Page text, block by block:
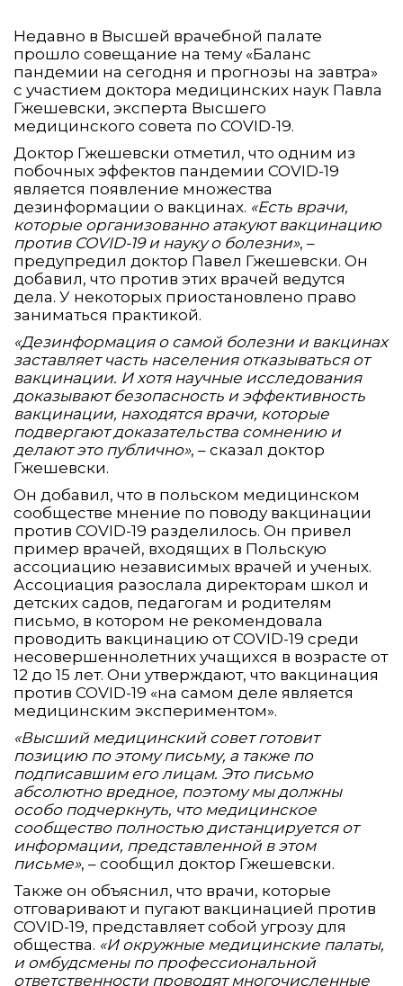
Недавно в Высшей врачебной палате
прошло совещание на тему «Баланс
пандемии на сегодня и прогнозы на завтра»
с участием доктора медицинских наук Павла
Гжешевски, эксперта Высшего
медицинского совета по COVID-19.
Доктор Гжешевски отметил, что одним из
побочных эффектов пандемии COVID-19
является появление множества
дезинформации о вакцинах. «Есть врачи,
которые организованно атакуют вакцинацию
против COVID-19 и науку о болезни», –
предупредил доктор Павел Гжешевски. Он
добавил, что против этих врачей ведутся
дела. У некоторых приостановлено право
заниматься практикой.
«Дезинформация о самой болезни и вакцинах
заставляет часть населения отказываться от
вакцинации. И хотя научные исследования
доказывают безопасность и эффективность
вакцинации, находятся врачи, которые
подвергают доказательства сомнению и
делают это публично», – сказал доктор
Гжешевски.
Он добавил, что в польском медицинском
сообществе мнение по поводу вакцинации
против COVID-19 разделилось. Он привел
пример врачей, входящих в Польскую
ассоциацию независимых врачей и ученых.
Ассоциация разослала директорам школ и
детских садов, педагогам и родителям
письмо, в котором не рекомендовала
проводить вакцинацию от COVID-19 среди
несовершеннолетних учащихся в возрасте от
12 до 15 лет. Они утверждают, что вакцинация
против COVID-19 «на самом деле является
медицинским экспериментом».
«Высший медицинский совет готовит
позицию по этому письму, а также по
подписавшим его лицам. Это письмо
абсолютно вредное, поэтому мы должны
особо подчеркнуть, что медицинское
сообщество полностью дистанцируется от
информации, представленной в этом
письме», – сообщил доктор Гжешевски.
Также он объяснил, что врачи, которые
отговаривают и пугают вакцинацией против
COVID-19, представляет собой угрозу для
общества. «И окружные медицинские палаты,
и омбудсмены по профессиональной
ответственности проводят многочисленные